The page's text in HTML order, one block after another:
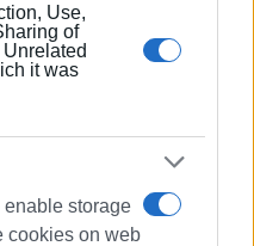
Use,
of
it was
enable storage
cookies on web
e-paper